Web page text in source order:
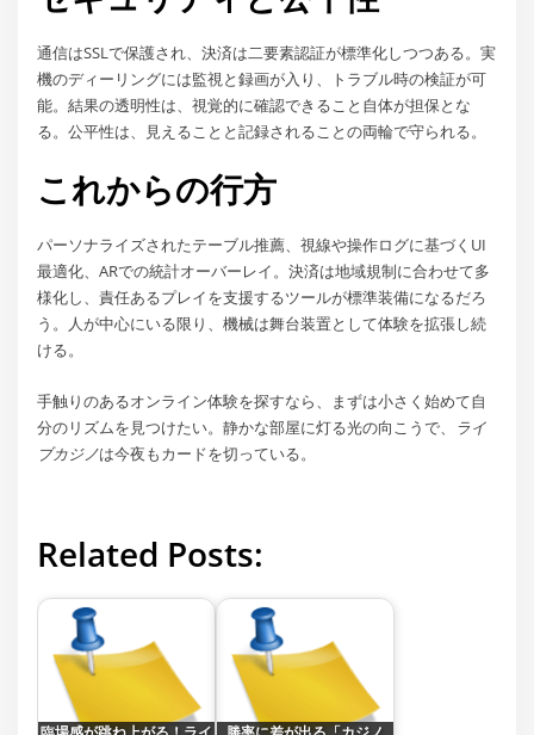
通信はSSLで保護され、決済は二要素認証が標準化しつつある。実
機のディーリングには監視と録画が入り、トラブル時の検証が可
能。結果の透明性は、視覚的に確認できること自体が担保とな
る。公平性は、見えることと記録されることの両輪で守られる。
これからの行方
パーソナライズされたテーブル推薦、視線や操作ログに基づくUI
最適化、ARでの統計オーバーレイ。決済は地域規制に合わせて多
様化し、責任あるプレイを支援するツールが標準装備になるだろ
う。人が中心にいる限り、機械は舞台装置として体験を拡張し続
ける。
手触りのあるオンライン体験を探すなら、まずは小さく始めて自
分のリズムを見つけたい。静かな部屋に灯る光の向こうで、 ライ
ブカジノは今夜もカードを切っている。
Related Posts: